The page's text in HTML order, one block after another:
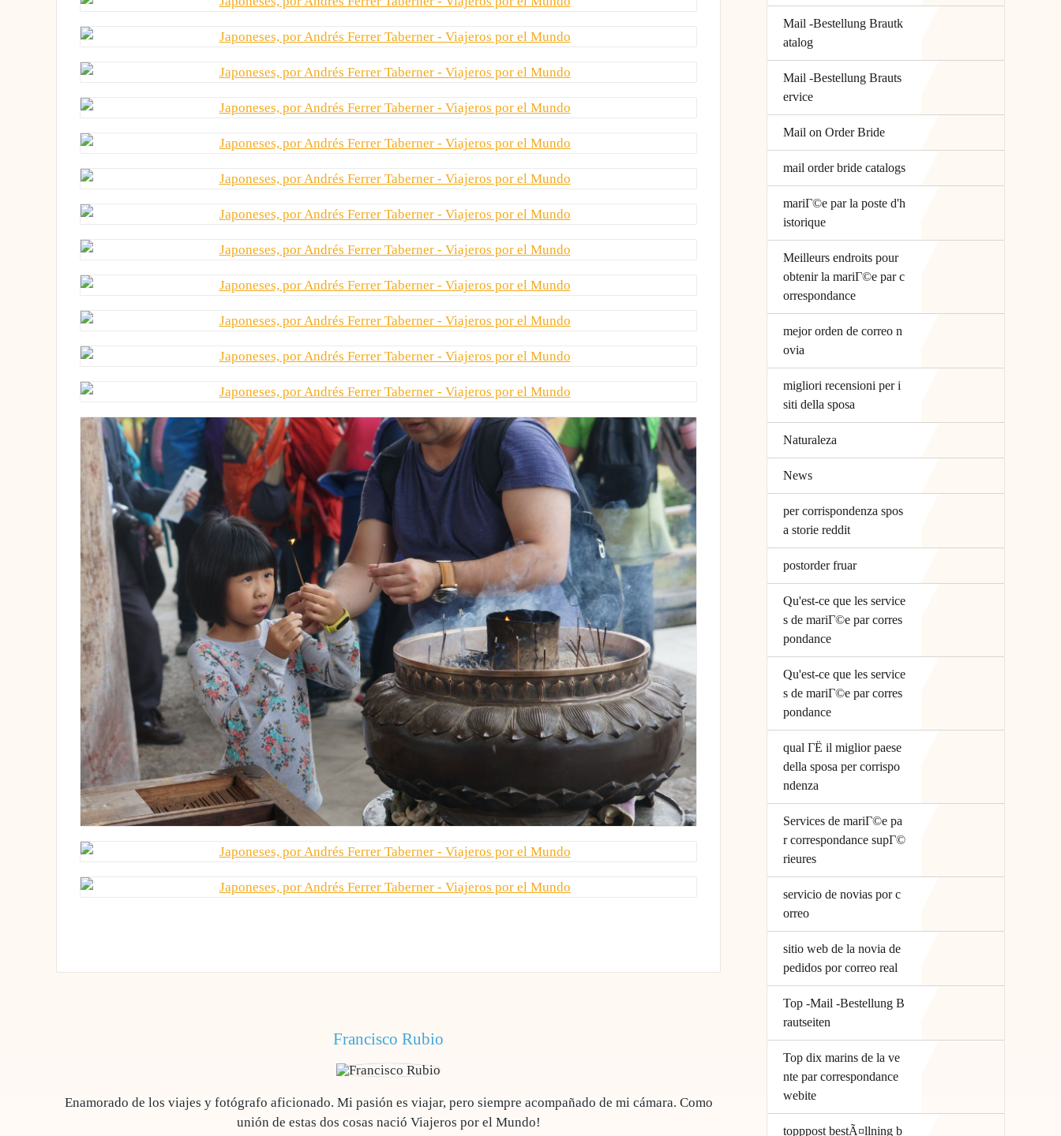
Francisco Rubio
Enamorado de los viajes y fotógrafo aficionado. Mi pasión es viajar, pero siempre acompañado de mi cámara. Como
unión de estas dos cosas nació Viajeros por el Mundo!
Mail -Bestellung Brautk
atalog
Mail -Bestellung Brauts
ervice
Mail on Order Bride
mail order bride catalogs
mariГ©e par la poste d'h
istorique
Meilleurs endroits pour
obtenir la mariГ©e par c
orrespondance
mejor orden de correo n
ovia
migliori recensioni per i
siti della sposa
Naturaleza
News
per corrispondenza spos
a storie reddit
postorder fruar
Qu'est-ce que les service
s de mariГ©e par corres
pondance
Qu'est-ce que les service
s de mariГ©e par corres
pondance
qual ГЁ il miglior paese
della sposa per corrispo
ndenza
Services de mariГ©e pa
r correspondance supГ©
rieures
servicio de novias por c
orreo
sitio web de la novia de
pedidos por correo real
Top -Mail -Bestellung B
rautseiten
Top dix marins de la ve
nte par correspondance
webite
topppost bestÃ¤llning b